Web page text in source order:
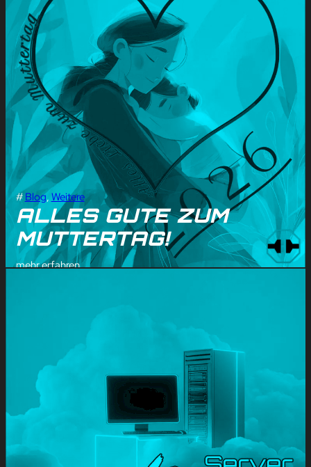
# Blog, Weitere
ALLES GUTE ZUM
MUTTERTAG!
mehr erfahren